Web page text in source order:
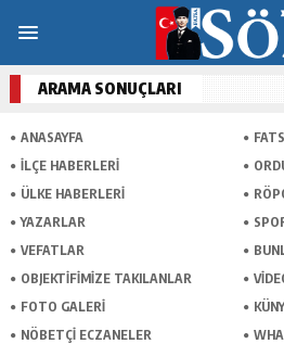
ARAMA SONUÇLARI
ANASAYFA
İLÇE HABERLERI
ÜLKE HABERLERI
YAZARLAR
VEFATLAR
OBJEKTIFIMIZE TAKILANLAR
FOTO GALERI
NÖBETÇI ECZANELER